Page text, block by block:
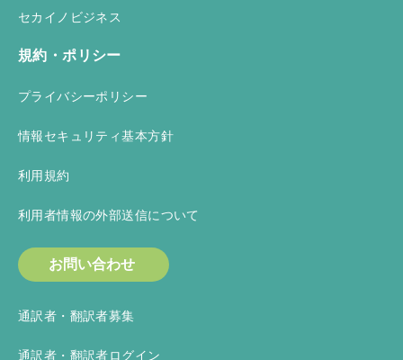
セカイノビジネス
規約・ポリシー
プライバシーポリシー
情報セキュリティ基本方針
利用規約
利用者情報の外部送信について
お問い合わせ
通訳者・翻訳者募集
通訳者・翻訳者ログイン